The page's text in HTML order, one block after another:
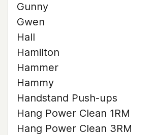
Gunny
Gwen
Hall
Hamilton
Hammer
Hammy
Handstand Push-ups
Hang Power Clean 1RM
Hang Power Clean 3RM